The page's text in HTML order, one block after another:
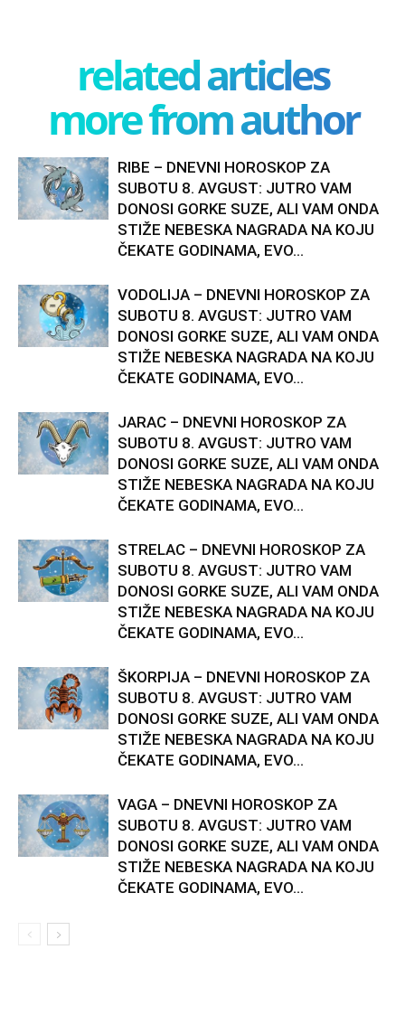
related articles
more from author
RIBE – DNEVNI HOROSKOP ZA
SUBOTU 8. AVGUST: JUTRO VAM
DONOSI GORKE SUZE, ALI VAM ONDA
STIŽE NEBESKA NAGRADA NA KOJU
ČEKATE GODINAMA, EVO...
VODOLIJA – DNEVNI HOROSKOP ZA
SUBOTU 8. AVGUST: JUTRO VAM
DONOSI GORKE SUZE, ALI VAM ONDA
STIŽE NEBESKA NAGRADA NA KOJU
ČEKATE GODINAMA, EVO...
JARAC – DNEVNI HOROSKOP ZA
SUBOTU 8. AVGUST: JUTRO VAM
DONOSI GORKE SUZE, ALI VAM ONDA
STIŽE NEBESKA NAGRADA NA KOJU
ČEKATE GODINAMA, EVO...
STRELAC – DNEVNI HOROSKOP ZA
SUBOTU 8. AVGUST: JUTRO VAM
DONOSI GORKE SUZE, ALI VAM ONDA
STIŽE NEBESKA NAGRADA NA KOJU
ČEKATE GODINAMA, EVO...
ŠKORPIJA – DNEVNI HOROSKOP ZA
SUBOTU 8. AVGUST: JUTRO VAM
DONOSI GORKE SUZE, ALI VAM ONDA
STIŽE NEBESKA NAGRADA NA KOJU
ČEKATE GODINAMA, EVO...
VAGA – DNEVNI HOROSKOP ZA
SUBOTU 8. AVGUST: JUTRO VAM
DONOSI GORKE SUZE, ALI VAM ONDA
STIŽE NEBESKA NAGRADA NA KOJU
ČEKATE GODINAMA, EVO...